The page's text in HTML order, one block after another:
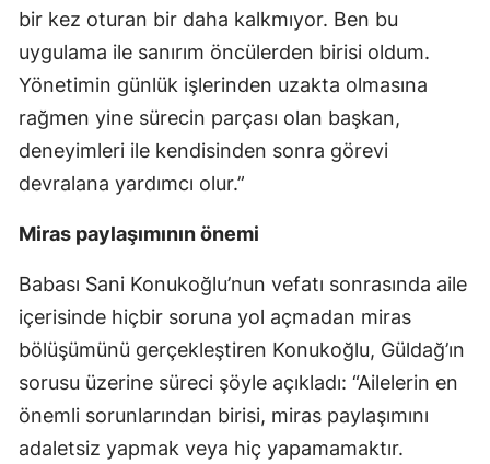
bir kez oturan bir daha kalkmıyor. Ben bu
uygulama ile sanırım öncülerden birisi oldum.
Yönetimin günlük işlerinden uzakta olmasına
rağmen yine sürecin parçası olan başkan,
deneyimleri ile kendisinden sonra görevi
devralana yardımcı olur.”
Miras paylaşımının önemi
Babası Sani Konukoğlu’nun vefatı sonrasında aile
içerisinde hiçbir soruna yol açmadan miras
bölüşümünü gerçekleştiren Konukoğlu, Güldağ’ın
sorusu üzerine süreci şöyle açıkladı: “Ailelerin en
önemli sorunlarından birisi, miras paylaşımını
adaletsiz yapmak veya hiç yapamamaktır.